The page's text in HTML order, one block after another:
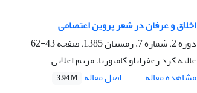
اخلاق و عرفان در شعر پروین اعتصامی
دوره 2، شماره 7، زمستان 1385، صفحه
43-62
عالیه کرد زعفرانلو کامبوزیا، مریم اعلایی
مشاهده مقاله
اصل مقاله 3.94 M